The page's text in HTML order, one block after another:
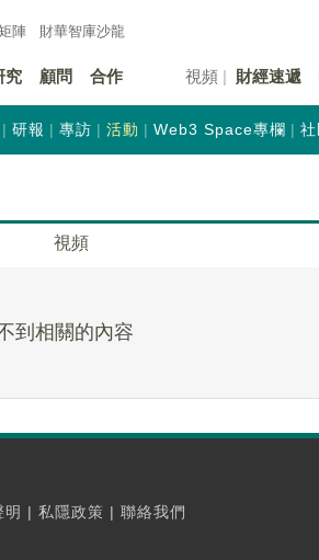
陣 財華智庫沙龍
究 顧問 合作 視頻 財經速遞
研報 專訪 活動 Web3 Space專欄
視頻
到相關的內容
明 | 私隱政策 | 聯絡我們